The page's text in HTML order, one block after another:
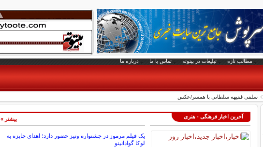
مطالب تازه تبلیغات در بیتوته تماس با ما درباره ما
سلفی فقیهه سلطانی با همسر/عکس
آخرین اخبار فرهنگی - هنری
یک فیلم مرموز در جشنواره ونیز حضور دارد؛ اهدای جایزه به
لوکا گوادانینو
بیشتر »